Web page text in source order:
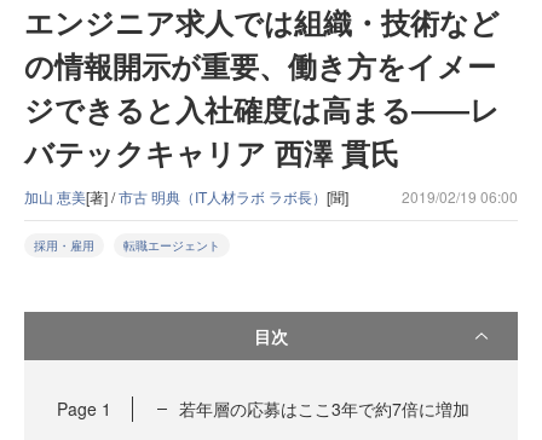
エンジニア求人では組織・技術など
の情報開示が重要、働き方をイメー
ジできると入社確度は高まる――レ
バテックキャリア 西澤 貫氏
加山 恵美[著] /市古 明典（IT人材ラボ ラボ長） [聞] 2019/02/19 06:00
採用・雇用 転職エージェント
目次
Page 1 若年層の応募はここ3年で約7倍に増加